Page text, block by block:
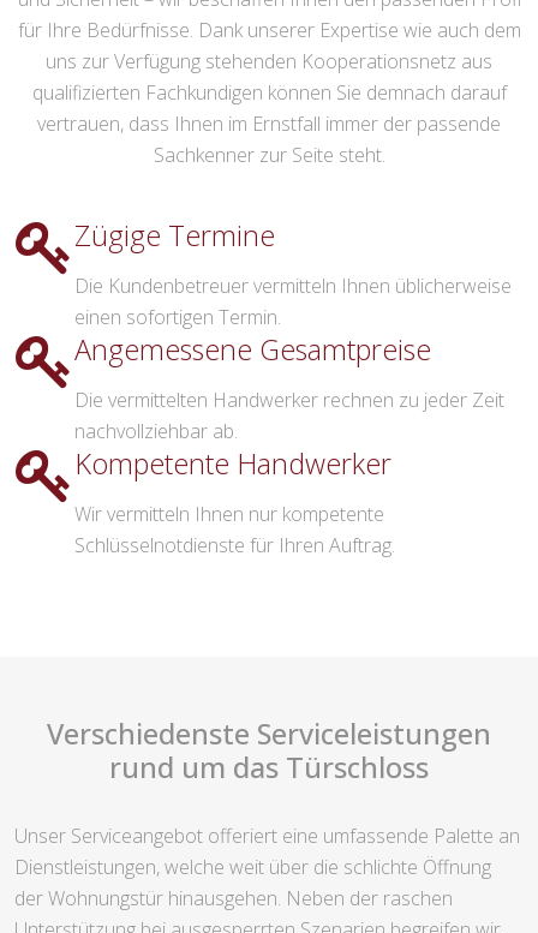
für Ihre Bedürfnisse. Dank unserer Expertise wie auch dem
uns zur Verfügung stehenden Kooperationsnetz aus
qualifizierten Fachkundigen können Sie demnach darauf
vertrauen, dass Ihnen im Ernstfall immer der passende
Sachkenner zur Seite steht.
Zügige Termine
Die Kundenbetreuer vermitteln Ihnen üblicherweise
einen sofortigen Termin.
Angemessene Gesamtpreise
Die vermittelten Handwerker rechnen zu jeder Zeit
nachvollziehbar ab.
Kompetente Handwerker
Wir vermitteln Ihnen nur kompetente
Schlüsselnotdienste für Ihren Auftrag.
Verschiedenste Serviceleistungen
rund um das Türschloss
Unser Serviceangebot offeriert eine umfassende Palette an
Dienstleistungen, welche weit über die schlichte Öffnung
der Wohnungstür hinausgehen. Neben der raschen